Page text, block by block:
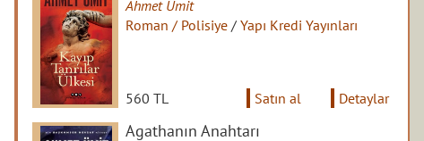
Ahmet Ümit
Roman / Polisiye /Yapı Kredi Yayınları
560 TL Satın al Detaylar
Agathanın Anahtarı